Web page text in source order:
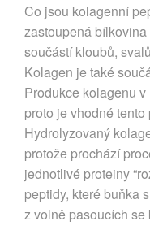
Co jsou kolagenní
zastoupená
součástí kloubů,
Kolagen je také
Produkce kolagenu
proto je vhodné
Hydrolyzovaný
protože prochází
jednotlivé proteiny
peptidy, které buňka
z volně pasoucích